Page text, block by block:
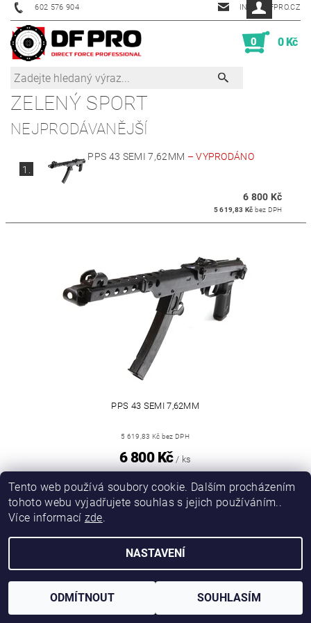
602 576 904 INFO@DFPRO.CZ
0 0 Kč
ZELENÝ SPORT
NEJPRODÁVANĚJŠÍ
1.
PPS 43 SEMI 7,62MM –VYPRODÁNO
6 800 Kč
5 619,83 Kč bez DPH
PPS 43 SEMI 7,62MM
5 619,83 Kč bez DPH
6 800 Kč / ks
DIRECT FORCE | JANÍSKOVÁ&LATA | VLASTIMIL PITROCHA
2026 © DIRFORPRO, všechna práva vyhrazenaUpravit nastavení cookies
Vytvořil Shoptet
Tento web používá soubory cookie. Dalším procházením
tohoto webu vyjadřujete souhlas s jejich používáním..
Více informací zde.
NASTAVENÍ
ODMÍTNOUT SOUHLASÍM